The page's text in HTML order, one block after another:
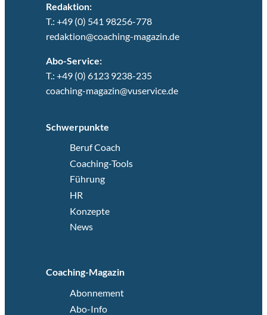
Redaktion:
T.: +49 (0) 541 98256-778
redaktion@coaching-magazin.de
Abo-Service:
T.: +49 (0) 6123 9238-235
coaching-magazin@vuservice.de
Schwerpunkte
Beruf Coach
Coaching-Tools
Führung
HR
Konzepte
News
Coaching-Magazin
Abonnement
Abo-Info